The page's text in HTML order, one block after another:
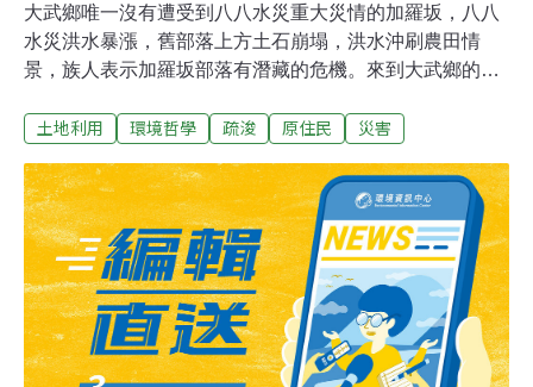
大武鄉唯一沒有遭受到八八水災重大災情的加羅坂，八八
水災洪水暴漲，舊部落上方土石崩塌，洪水沖刷農田情
景，族人表示加羅坂部落有潛藏的危機。來到大武鄉的加
落，但是進入到加羅坂的Sayulaw舊部落，81歲的胡登進
前有80多戶200多人，雖然加羅坂部落雖是大武鄉唯一在
88水災幸免的部落，但是族人說到88水災洪水暴漲，舊部
落上方土石崩塌，洪水沖刷農田情景，族人表示加羅坂部
落有潛藏的危機。加羅坂部落雖然不在「不安全部落」名
單內，但是88洪水暴漲已造成河床嚴重淤沙，族人希望政
府儘快做疏浚的工作，確保族人的安全。
土地利用 環境哲學 疏浚 原住民 災害